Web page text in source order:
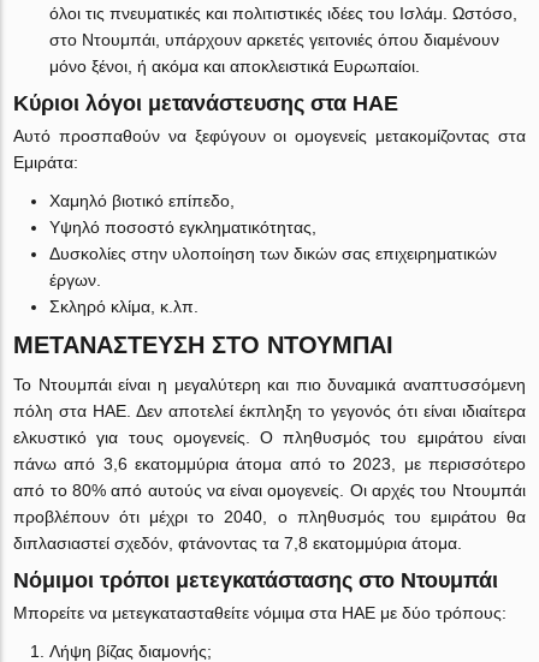
όλοι τις πνευματικές και πολιτιστικές ιδέες του Ισλάμ. Ωστόσο,
στο Ντουμπάι, υπάρχουν αρκετές γειτονιές όπου διαμένουν
μόνο ξένοι, ή ακόμα και αποκλειστικά Ευρωπαίοι.
Κύριοι λόγοι μετανάστευσης στα ΗΑΕ
Αυτό προσπαθούν να ξεφύγουν οι ομογενείς μετακομίζοντας στα
Εμιράτα:
Χαμηλό βιοτικό επίπεδο,
Υψηλό ποσοστό εγκληματικότητας,
Δυσκολίες στην υλοποίηση των δικών σας επιχειρηματικών
έργων.
Σκληρό κλίμα, κ.λπ.
ΜΕΤΑΝΑΣΤΕΥΣΗ ΣΤΟ ΝΤΟΥΜΠΑΙ
Το Ντουμπάι είναι η μεγαλύτερη και πιο δυναμικά αναπτυσσόμενη
πόλη στα ΗΑΕ. Δεν αποτελεί έκπληξη το γεγονός ότι είναι ιδιαίτερα
ελκυστικό για τους ομογενείς. Ο πληθυσμός του εμιράτου είναι
πάνω από 3,6 εκατομμύρια άτομα από το 2023, με περισσότερο
από το 80% από αυτούς να είναι ομογενείς. Οι αρχές του Ντουμπάι
προβλέπουν ότι μέχρι το 2040, ο πληθυσμός του εμιράτου θα
διπλασιαστεί σχεδόν, φτάνοντας τα 7,8 εκατομμύρια άτομα.
Νόμιμοι τρόποι μετεγκατάστασης στο Ντουμπάι
Μπορείτε να μετεγκατασταθείτε νόμιμα στα ΗΑΕ με δύο τρόπους:
Λήψη βίζας διαμονής;